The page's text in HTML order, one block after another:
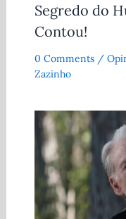
Segredo do
Contou!
0 Comments /
Zazinho